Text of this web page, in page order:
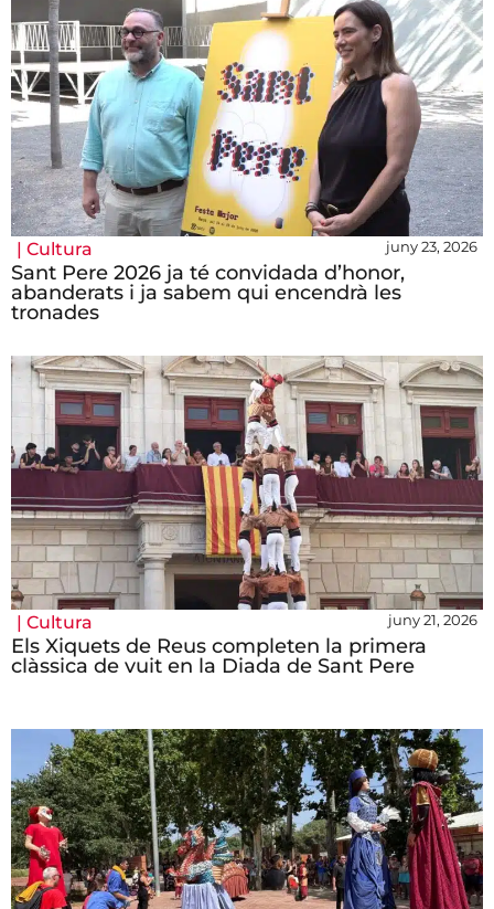
| Cultura juny 23, 2026
Sant Pere 2026 ja té convidada d’honor,
abanderats i ja sabem qui encendrà les
tronades
| Cultura juny 21, 2026
Els Xiquets de Reus completen la primera
clàssica de vuit en la Diada de Sant Pere